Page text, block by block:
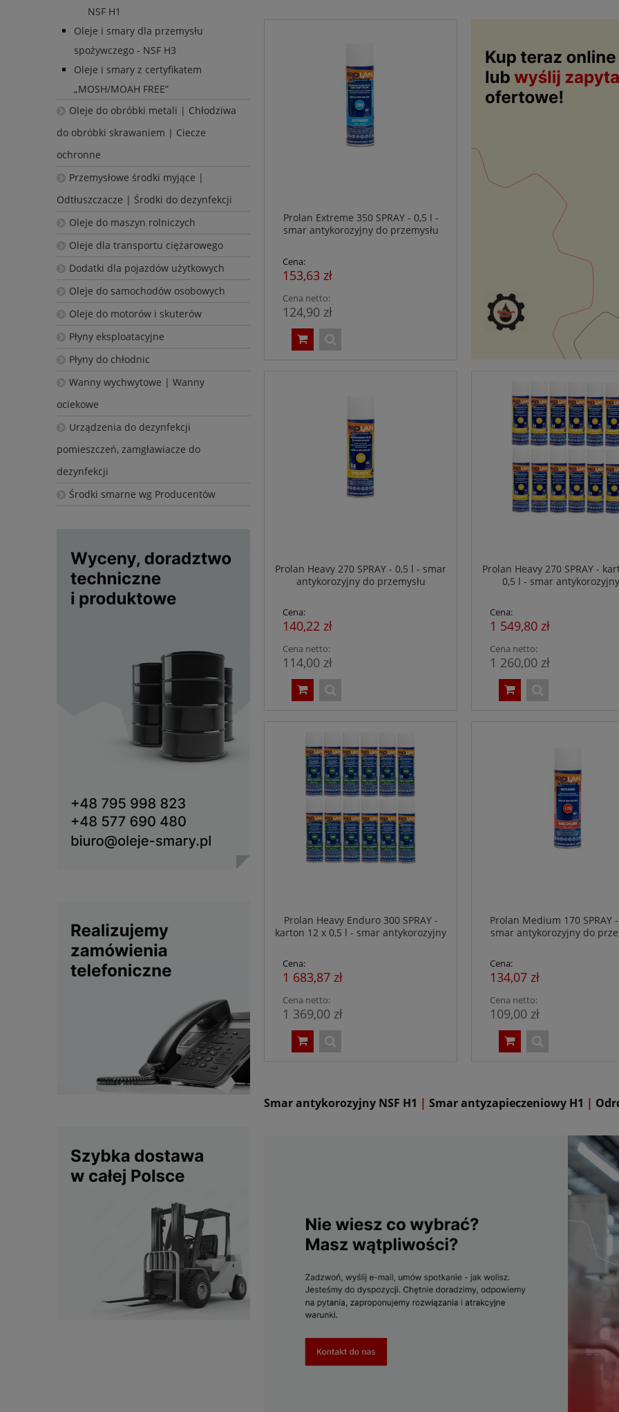
NSF H1
Oleje i smary dla przemysłu
spożywczego - NSF H3
Oleje i smary z certyfikatem
„MOSH/MOAH FREE”
Oleje do obróbki metali | Chłodziwa
do obróbki skrawaniem | Ciecze
ochronne
Przemysłowe środki myjące |
Odtłuszczacze | Środki do dezynfekcji
Oleje do maszyn rolniczych
Oleje dla transportu ciężarowego
Dodatki dla pojazdów użytkowych
Oleje do samochodów osobowych
Oleje do motorów i skuterów
Płyny eksploatacyjne
Płyny do chłodnic
Wanny wychwytowe | Wanny
ociekowe
Urządzenia do dezynfekcji
pomieszczeń, zamgławiacze do
dezynfekcji
Środki smarne wg Producentów
Prolan Extreme 350 SPRAY - 0,5 l -
smar antykorozyjny do przemysłu
Cena:
153,63 zł
Cena netto:
124,90 zł
Prolan Heavy 270 SPRAY - 0,5 l - smar
antykorozyjny do przemysłu
Cena:
140,22 zł
Cena netto:
114,00 zł
Prolan Heavy 270 SPRAY -
0,5 l - smar
Cena:
1 549,80 zł
Cena netto:
1 260,00 zł
Prolan Heavy Enduro 300 SPRAY -
karton 12 x 0,5 l - smar antykorozyjny
Cena:
1 683,87 zł
Cena netto:
1 369,00 zł
Prolan Medium 170 SPRAY
smar antykorozyjny do
Cena:
134,07 zł
Cena netto:
109,00 zł
Smar antykorozyjny NSF H1 | Smar antyzapieczeniowy H1 |